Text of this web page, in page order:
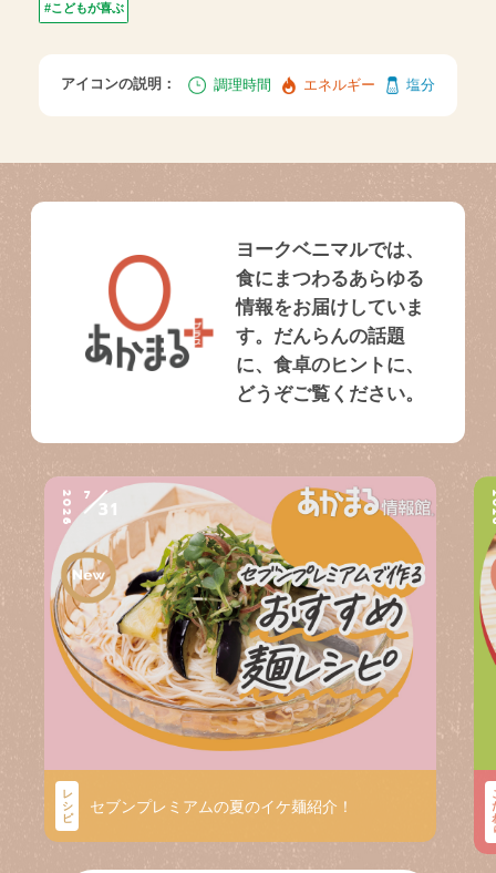
#こどもが喜ぶ
アイコンの説明： 調理時間 エネルギー 塩分
ヨークベニマルでは、
食にまつわるあらゆる
情報をお届けしていま
す。だんらんの話題
に、食卓のヒントに、
どうぞご覧ください。
2026 7
31
レ
シ
ピ
セブンプレミアムの夏のイケ麺紹介！